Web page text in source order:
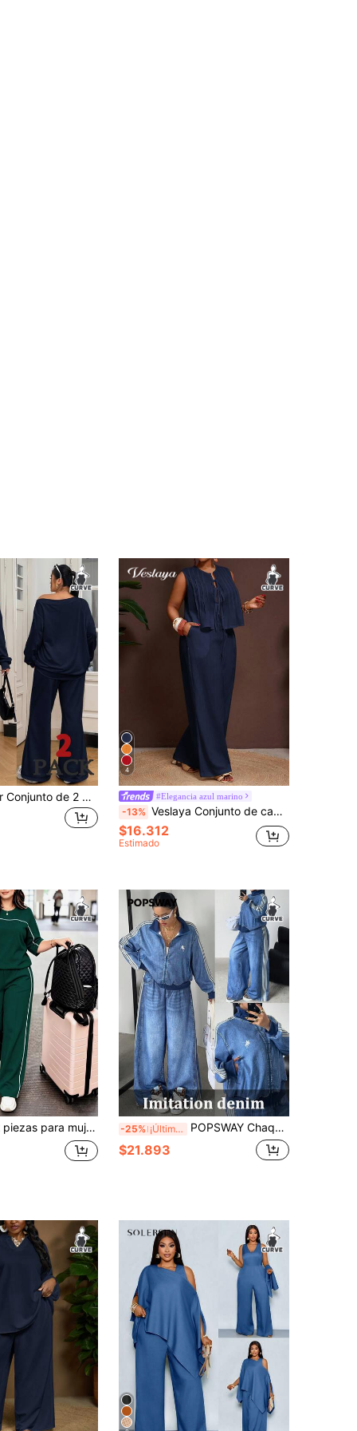
in, Forma del cuerpo: Reloj de arena, Color: Azul, Talla: 2XL
SHEIN EZwear Conjunto de 2 piezas de top asimétrico de hombro y pantalones en azul marino talla grande para mujer
4
#Elegancia azul marino
-13% Veslaya Conjunto de camiseta sin mangas y pantalones de unicolor informal de talla grande, conjunto modesto de dos piezas, mono azul marino, falda larga de dos piezas, vestido largo azul marino, monos de pierna ancha para mujer
$16.312
Estimado
Conjunto de 2 piezas para mujer talla grande primavera/otoño, camiseta de cuello redondo y manga 3/4 & pantalones largos holgados de cintura elástica casual para uso diario, efecto visual que estiliza y es elegante -25% ¡Últimos 3 días POPSWAY Chaqueta con cremallera de manga larga con estampado de mezclilla falso de talla grande para otoño/invierno + Pantalones rectos sueltos con estampado de mezclilla falso, conjunto elegante retro casual de resort universitario de 2 piezas
$21.893